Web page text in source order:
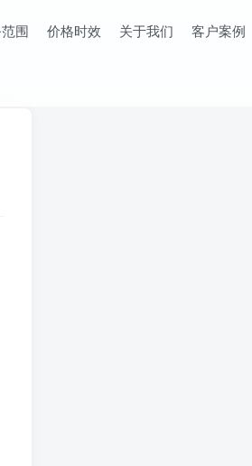
围 价格时效 关于我们 客户案例